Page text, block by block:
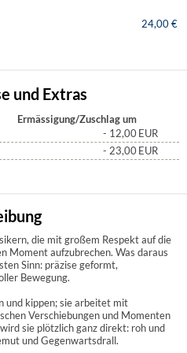
24,00 €
und Extras
Ermässigung/Zuschlag um
- 12,00EUR
- 23,00EUR
die mit großem Respekt auf die
Moment aufzubrechen. Was daraus
Sinn: präzise geformt,
Bewegung.
und kippen; sie arbeitet mit
Verschiebungen und Momenten
sie plötzlich ganz direkt: roh und
und Gegenwartsdrall.